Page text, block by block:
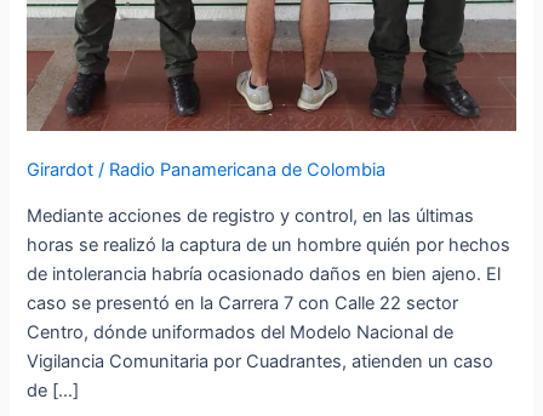
Girardot / Radio Panamericana de Colombia
Mediante acciones de registro y control, en las últimas
horas se realizó la captura de un hombre quién por hechos
de intolerancia habría ocasionado daños en bien ajeno. El
caso se presentó en la Carrera 7 con Calle 22 sector
Centro, dónde uniformados del Modelo Nacional de
Vigilancia Comunitaria por Cuadrantes, atienden un caso
de […]